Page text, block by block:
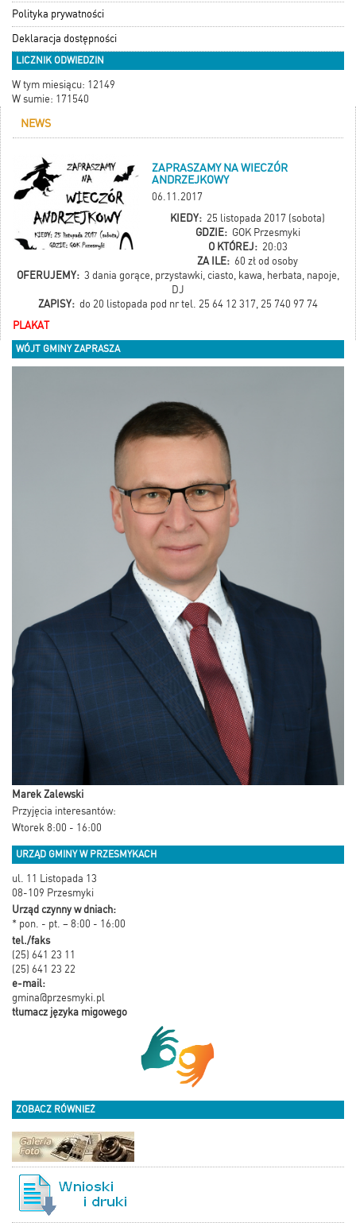
Polityka prywatności
Deklaracja dostępności
LICZNIK ODWIEDZIN
W tym miesiącu: 12149
W sumie: 171540
NEWS
ZAPRASZAMY NA WIECZÓR
ANDRZEJKOWY
06.11.2017
KIEDY: 25 listopada 2017 (sobota)
GDZIE:GOK Przesmyki
O KTÓREJ:20:03
ZA ILE: 60 zł od osoby
OFERUJEMY: 3 dania gorące, przystawki, ciasto, kawa, herbata, napoje,
DJ
ZAPISY: do 20 listopada pod nr tel. 25 64 12 317, 25 740 97 74
PLAKAT
WÓJT GMINY ZAPRASZA
Marek Zalewski
Przyjęcia interesantów:
Wtorek 8:00 - 16:00
URZĄD GMINY W PRZESMYKACH
ul. 11 Listopada 13
08-109 Przesmyki
Urząd czynny w dniach:
* pon. - pt. – 8:00 - 16:00
tel./faks
(25) 641 23 11
(25) 641 23 22
e-mail:
gmina@przesmyki.pl
tłumacz języka migowego
ZOBACZ RÓWNIEŻ